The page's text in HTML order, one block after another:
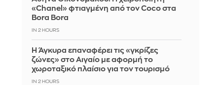
«Chanel» φτιαγμένη από τον Coco στα
Bora Bora
IN 2 HOURS
Η Άγκυρα επαναφέρει τις «γκρίζες
ζώνες» στο Αιγαίο με αφορμή το
χωροταξικό πλαίσιο για τον τουρισμό
IN 2 HOURS